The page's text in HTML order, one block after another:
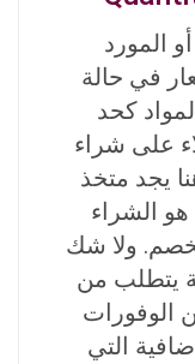
المورد
في حالة
كحد
على شراء
يجد متخذ
هو الشراء
ولا شك
يتطلب من
الوفورات
التي